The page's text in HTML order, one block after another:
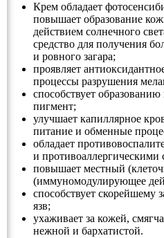
Крем обладает
повышает образование
действием солнечного
средство для получения
и ровного загара;
проявляет
процессы разрушения
способствует
пигмент;
улучшает капиллярное
питание и обменные
обладает
и противоаллергическими
повышает местный
(иммуномодулирующее
способствует скорейшему
язв;
ухаживает за кожей,
нежной и бархатистой.